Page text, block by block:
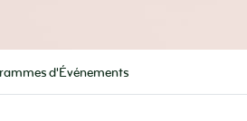
d'Événements